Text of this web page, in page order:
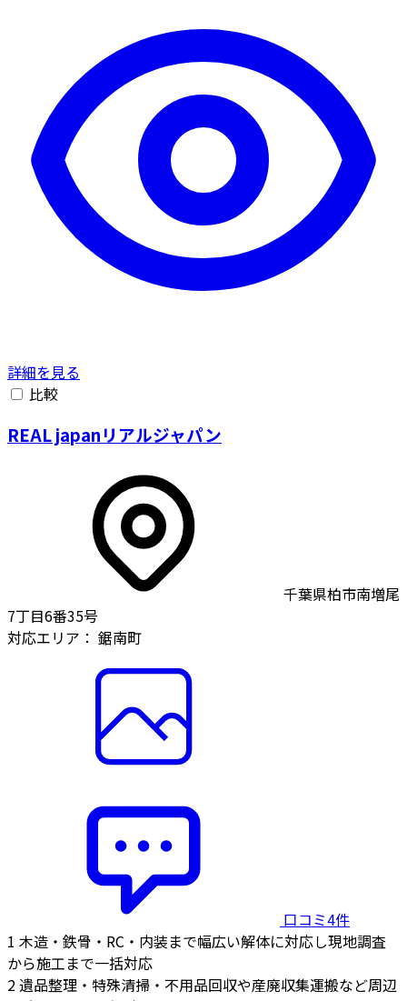
詳細を見る
比較
REAL japanリアルジャパン
千葉県柏市南増尾
7丁目6番35号
対応エリア： 鋸南町
口コミ4件
1 木造・鉄骨・RC・内装まで幅広い解体に対応し現地調査
から施工まで一括対応
2遺品整理・特殊清掃・不用品回収や産廃収集運搬など周辺